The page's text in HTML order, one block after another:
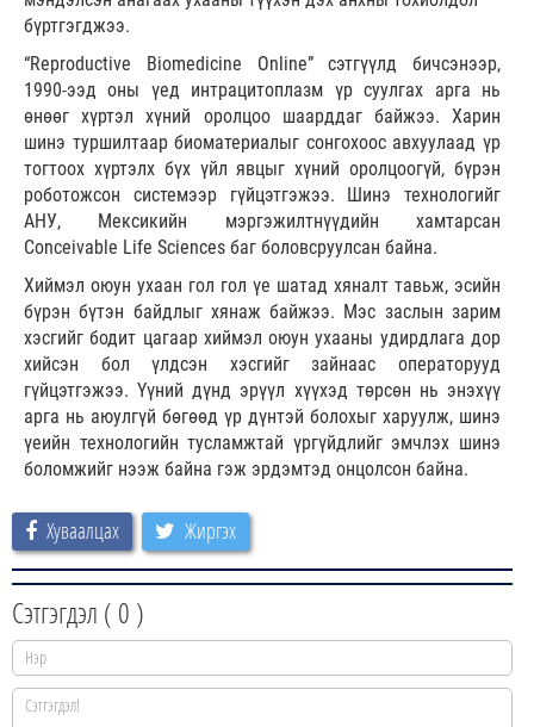
бүртгэгджээ.
“Reproductive Biomedicine Onlinе” сэтгүүлд бичсэнээр,
1990-ээд оны үед интрацитоплазм үр суулгах арга нь
өнөөг хүртэл хүний оролцоо шаарддаг байжээ. Харин
шинэ туршилтаар биоматериалыг сонгохоос авхуулаад үр
тогтоох хүртэлх бүх үйл явцыг хүний оролцоогүй, бүрэн
роботoжсон системээр гүйцэтгэжээ. Шинэ технологийг
АНУ, Мексикийн мэргэжилтнүүдийн хамтарсан
Conceivable Life Sciences баг боловсруулсан байна.
Хиймэл оюун ухаан гол гол үе шатад хяналт тавьж, эсийн
бүрэн бүтэн байдлыг хянаж байжээ. Мэс заслын зарим
хэсгийг бодит цагаар хиймэл оюун ухааны удирдлага дор
хийсэн бол үлдсэн хэсгийг зайнаас операторууд
гүйцэтгэжээ. Үүний дүнд эрүүл хүүхэд төрсөн нь энэхүү
арга нь аюулгүй бөгөөд үр дүнтэй болохыг харуулж, шинэ
үеийн технологийн тусламжтай үргүйдлийг эмчлэх шинэ
боломжийг нээж байна гэж эрдэмтэд онцолсон байна.
Хуваалцах Жиргэх
Сэтгэгдэл ( 0 )